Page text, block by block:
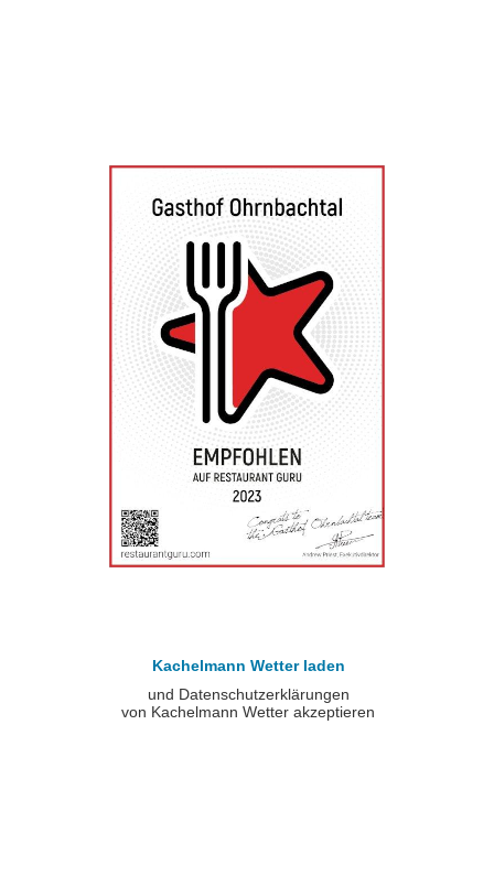
Kachelmann Wetter laden
und Datenschutzerklärungen
von Kachelmann Wetter akzeptieren